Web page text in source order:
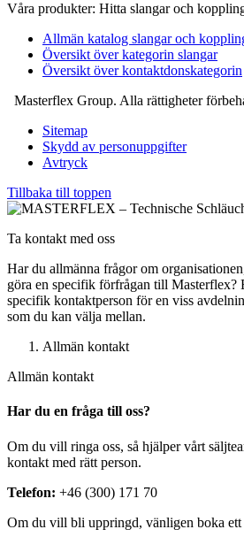
Våra produkter: Hitta slangar och
Allmän katalog slangar och
Översikt över kategorin slangar
Översikt över kontaktdonskategorin
Masterflex Group. Alla rättigheter
Sitemap
Skydd av personuppgifter
Avtryck
Tillbaka till toppen
Ta kontakt med oss
Har du allmänna frågor om
göra en specifik förfrågan till Masterflex?
specifik kontaktperson för en viss
som du kan välja mellan.
Allmän kontakt
Allmän kontakt
Har du en fråga till oss?
Om du vill ringa oss, så hjälper vårt
kontakt med rätt person.
Telefon: +46 (300) 171 70
Om du vill bli uppringd, vänligen boka ett